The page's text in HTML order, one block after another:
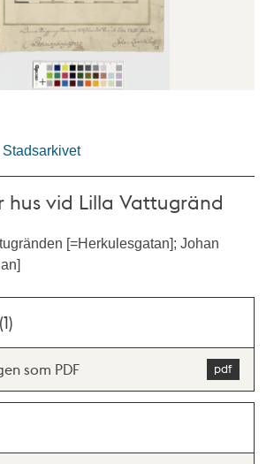
Stadsarkivet
hus vid Lilla Vattugränd
[=Herkulesgatan]; Johan
som PDF